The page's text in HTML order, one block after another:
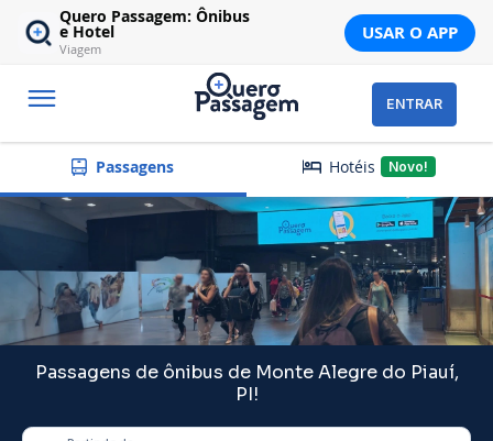
Quero Passagem: Ônibus
e Hotel
Viagem
USAR O APP
ENTRAR
Passagens Hotéis Novo!
Passagens de ônibus de Monte Alegre do Piauí,
PI!